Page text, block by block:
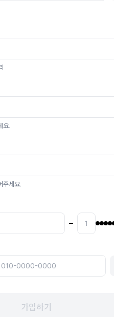
요.
주세요.
가입하기